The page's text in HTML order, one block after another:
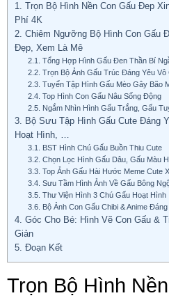
1. Trọn Bộ Hình Nền Con Gấu Đep
Phí 4K
2. Chiêm Ngưỡng Bộ Hình Con Gấu
Đẹp, Xem Là Mê
2.1.
Tổng Hợp Hình Gấu Đen Thần Bí
2.2. Trọn Bộ Ảnh Gấu Trúc Đáng Yêu Vô
2.3. Tuyển Tập Hình Gấu Mèo Gây Bão
2.4. Top Hình Con Gấu Nâu Sống Động
2.5. Ngắm Nhìn Hình Gấu Trắng, Gấu
3. Bộ Sưu Tập Hình Gấu Cute Đáng
Hoạt Hình, …
3.1.
BST Hình Chú Gấu Buồn Thiu Cute
3.2. Chọn Lọc Hình Gấu Dâu, Gấu Màu
3.3. Top Ảnh Gấu Hài Hước Meme Cute
3.4. Sưu Tầm Hình Ảnh Về Gấu Bông
3.5. Thư Viện Hình 3 Chú Gấu Hoạt Hình
3.6.
Bộ Ảnh Con Gấu Chibi & Anime Đáng
4. Góc Cho Bé: Hình Vẽ Con Gấu &
Giản
5. Đoạn Kết
Trọn Bộ Hình